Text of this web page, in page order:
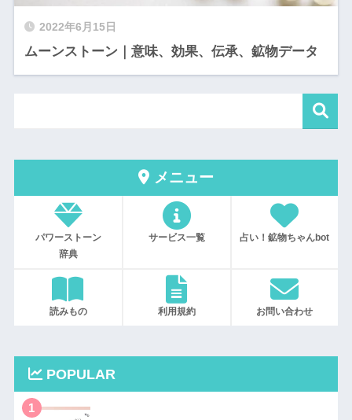
2022年6月15日
ムーンストーン｜意味、効果、伝承、鉱物データ
メニュー
パワーストーン
辞典
サービス一覧 占い！鉱物ちゃんbot
読みもの 利用規約 お問い合わせ
POPULAR
1